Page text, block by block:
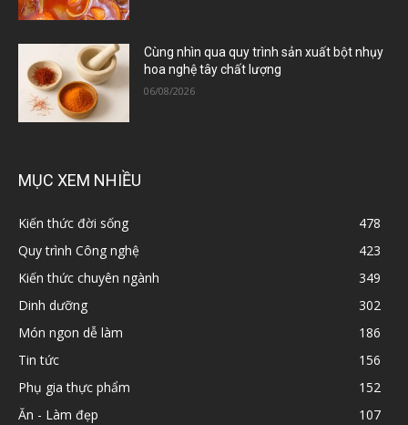
Cùng nhìn qua quy trình sản xuất bột nhụy
hoa nghệ tây chất lượng
06/08/2026
MỤC XEM NHIỀU
Kiến thức đời sống
478
Quy trình Công nghệ
423
Kiến thức chuyên ngành
349
Dinh dưỡng
302
Món ngon dễ làm
186
Tin tức
156
Phụ gia thực phẩm
152
Ăn - Làm đẹp
107